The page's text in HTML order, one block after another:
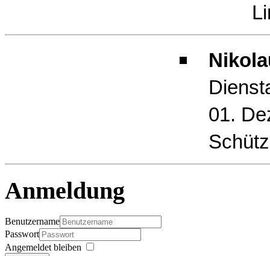
01.
Anmeldung
Benutzername
Passwort
Angemeldet bleiben